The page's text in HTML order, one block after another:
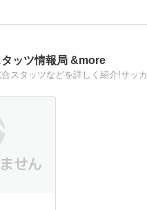
ッツ情報局 &more
スタッツなどを詳しく紹介!サッ